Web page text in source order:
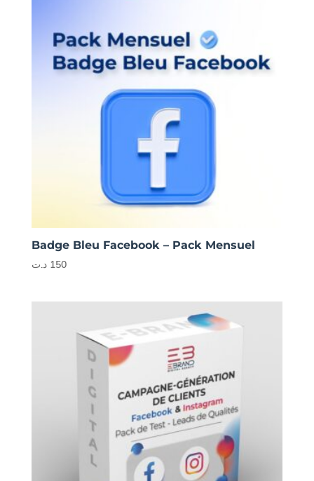
Badge Bleu Facebook – Pack Mensuel
150 د.ت